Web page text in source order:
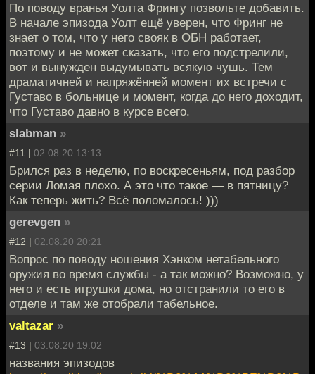
По поводу вранья Уолта Фрингу позвольте добавить.
В начале эпизода Уолт ещё уверен, что Фринг не
знает о том, что у него свояк в ОБН работает,
поэтому и не может сказать, что его подстрелили,
вот и вынужден выдумывать всякую чушь. Тем
драматичней и напряжённей момент их встречи с
Густаво в больнице и момент, когда до него доходит,
что Густаво давно в курсе всего.
slabman »
#11 | 02.08.20 13:13
Брился раз в неделю, по воскресеньям, под разбор
серии Ломая плохо. А это что такое — в пятницу?
Как теперь жить? Всё поломалось! )))
gerevgen »
#12 | 02.08.20 20:21
Вопрос по поводу ношения Хэнком нетабельного
оружия во время службы - а так можно? Возможно, у
него и есть игрушки дома, но отстранили то его в
отделе и там же отобрали табельное.
valtazar »
#13 | 03.08.20 19:02
названия эпизодов